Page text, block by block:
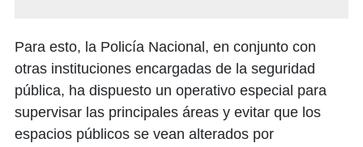
Para esto, la Policía Nacional, en conjunto con
otras instituciones encargadas de la seguridad
pública, ha dispuesto un operativo especial para
supervisar las principales áreas y evitar que los
espacios públicos se vean alterados por